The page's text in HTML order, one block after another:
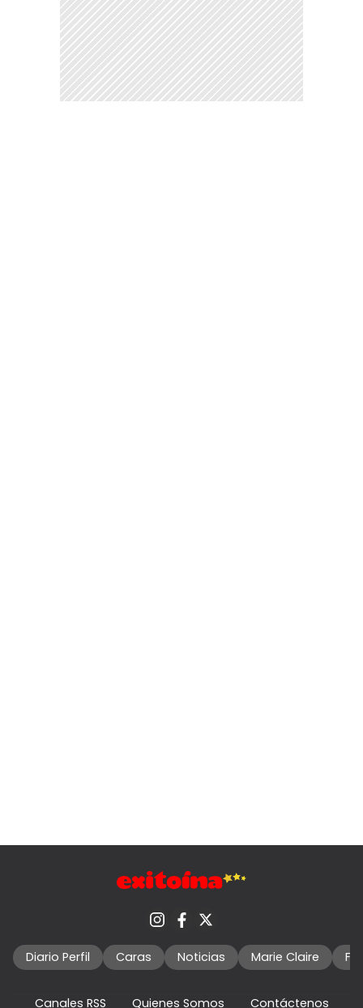
Diario Perfil Caras Noticias Marie Claire
Canales RSS Quienes Somos Contáctenos